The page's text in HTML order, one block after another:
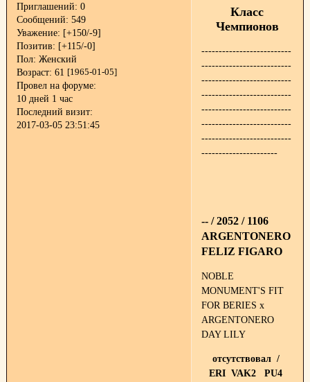
Приглашений: 0
Сообщений: 549
Уважение: [+150/-9]
Позитив: [+115/-0]
Пол: Женский
Возраст: 61 [1965-01-05]
Провел на форуме:
10 дней 1 час
Последний визит:
2017-03-05 23:51:45
Класс
Чемпионов
--------------------------
--------------------------
--------------------------
--------------------------
--------------------------
--------------------------
--------------------------
----------------------
-- / 2052 / 1106
ARGENTONERO
FELIZ FIGARO
NOBLE
MONUMENT'S FIT
FOR BERIES x
ARGENTONERO
DAY LILY
отсутствовал /
ERI VAK2 PU4